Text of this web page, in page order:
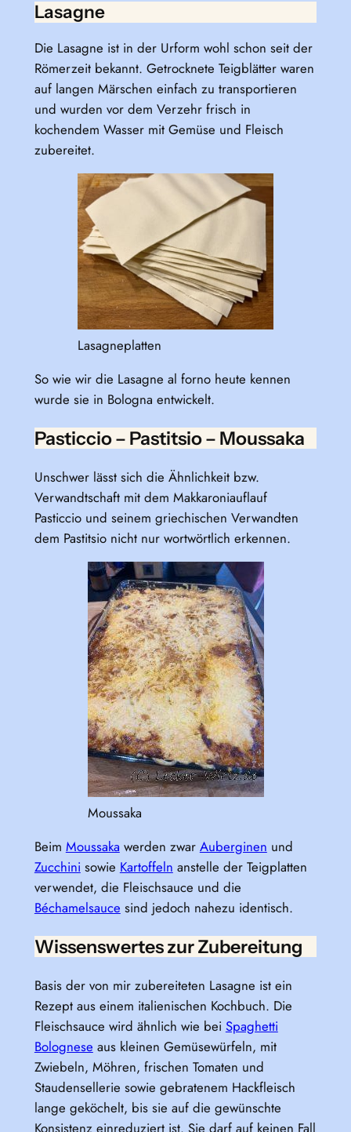
Lasagne
Die Lasagne ist in der Urform wohl schon seit der
Römerzeit bekannt. Getrocknete Teigblätter waren
auf langen Märschen einfach zu transportieren
und wurden vor dem Verzehr frisch in
kochendem Wasser mit Gemüse und Fleisch
zubereitet.
Lasagneplatten
So wie wir die Lasagne al forno heute kennen
wurde sie in Bologna entwickelt.
Pasticcio – Pastitsio – Moussaka
Unschwer lässt sich die Ähnlichkeit bzw.
Verwandtschaft mit dem Makkaroniauflauf
Pasticcio und seinem griechischen Verwandten
dem Pastitsio nicht nur wortwörtlich erkennen.
Moussaka
Beim Moussaka werden zwar Auberginen und
Zucchini sowie Kartoffeln anstelle der Teigplatten
verwendet, die Fleischsauce und die
Béchamelsauce sind jedoch nahezu identisch.
Wissenswertes zur Zubereitung
Basis der von mir zubereiteten Lasagne ist ein
Rezept aus einem italienischen Kochbuch. Die
Fleischsauce wird ähnlich wie bei Spaghetti
Bolognese aus kleinen Gemüsewürfeln, mit
Zwiebeln, Möhren, frischen Tomaten und
Staudensellerie sowie gebratenem Hackfleisch
lange geköchelt, bis sie auf die gewünschte
Konsistenz einreduziert ist. Sie darf auf keinen Fall